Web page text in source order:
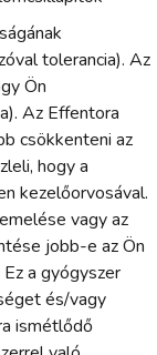
tolerancia). Az
Ön
Az Effentora
csökkenteni az
hogy a
kezelőorvosával.
vagy az
jobb-e az Ön
a gyógyszer
és/vagy
ismétlődő